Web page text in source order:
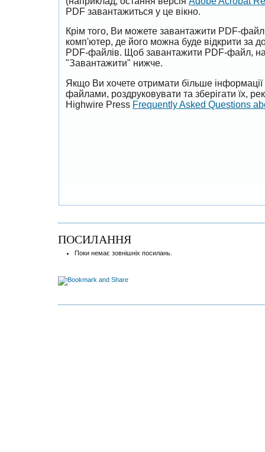
PDF завантажиться у це вікно.
Крім того, Ви можете завантажити PDF-
комп'ютер, де його можна буде відкрити за
PDF-файлів. Щоб завантажити PDF-файл,
"Завантажити" нижче.
Якщо Ви хочете отримати більше
файлами, роздруковувати та зберігати їх,
Highwire Press Frequently Asked Questions
ПОСИЛАННЯ
Поки немає зовнішніх посилань.